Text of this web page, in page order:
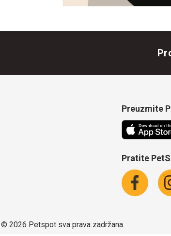
Preuzmite
Pratite
© 2026 Petspot sva prava zadržana.